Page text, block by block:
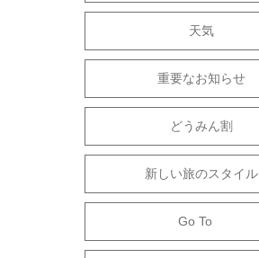
天気
重要なお知らせ
どうみん割
新しい旅のスタイル
Go To